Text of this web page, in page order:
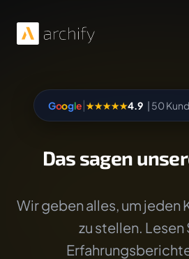
Google|★★★★★4.9 | 50
Das sagen
Wir geben alles, um jeden
zu stellen. Lesen